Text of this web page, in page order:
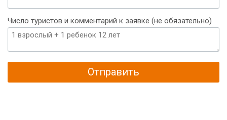
Число туристов и комментарий к заявке (не обязательно)
Отправить